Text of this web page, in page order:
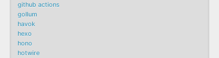
github actions
gollum
havok
hexo
hono
hotwire